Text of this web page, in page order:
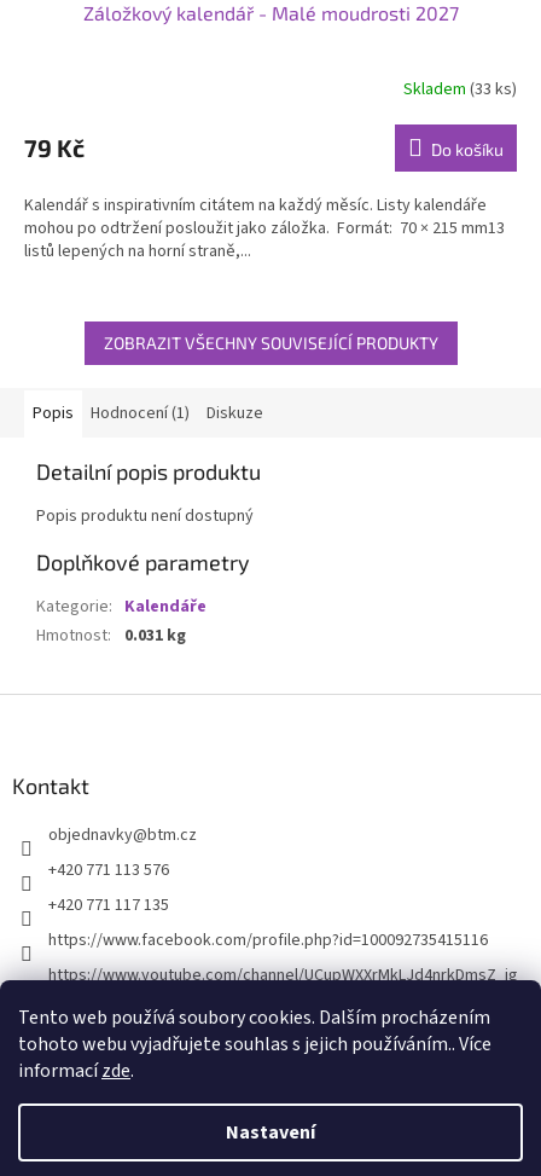
Tento web používá soubory cookies. Dalším procházením
tohoto webu vyjadřujete souhlas s jejich používáním.. Více
informacízde.
Nastavení
Záložkový kalendář - Malé moudrosti 2027
produktu
je
z
5
hvězdiček.
Skladem(33 ks)
79 Kč Do košíku
Kalendář s inspirativním citátem na každý měsíc. Listy kalendáře
mohou po odtržení posloužit jako záložka. Formát: 70 × 215 mm13
listů lepených na horní straně,...
ZOBRAZIT VŠECHNY SOUVISEJÍCÍ PRODUKTY
Popis Hodnocení (1) Diskuze
Detailní popis produktu
Popis produktu není dostupný
Doplňkové parametry
Kategorie: Kalendáře
Hmotnost: 0.031 kg
Kontakt
objednavky@btm.cz
+420 771 113 576
+420 771 117 135
https://www.facebook.com/profile.php?id=100092735415116
https://www.youtube.com/channel/UCupWXXrMkLJd4nrkDmsZ_ig
Vytvořil Shoptet